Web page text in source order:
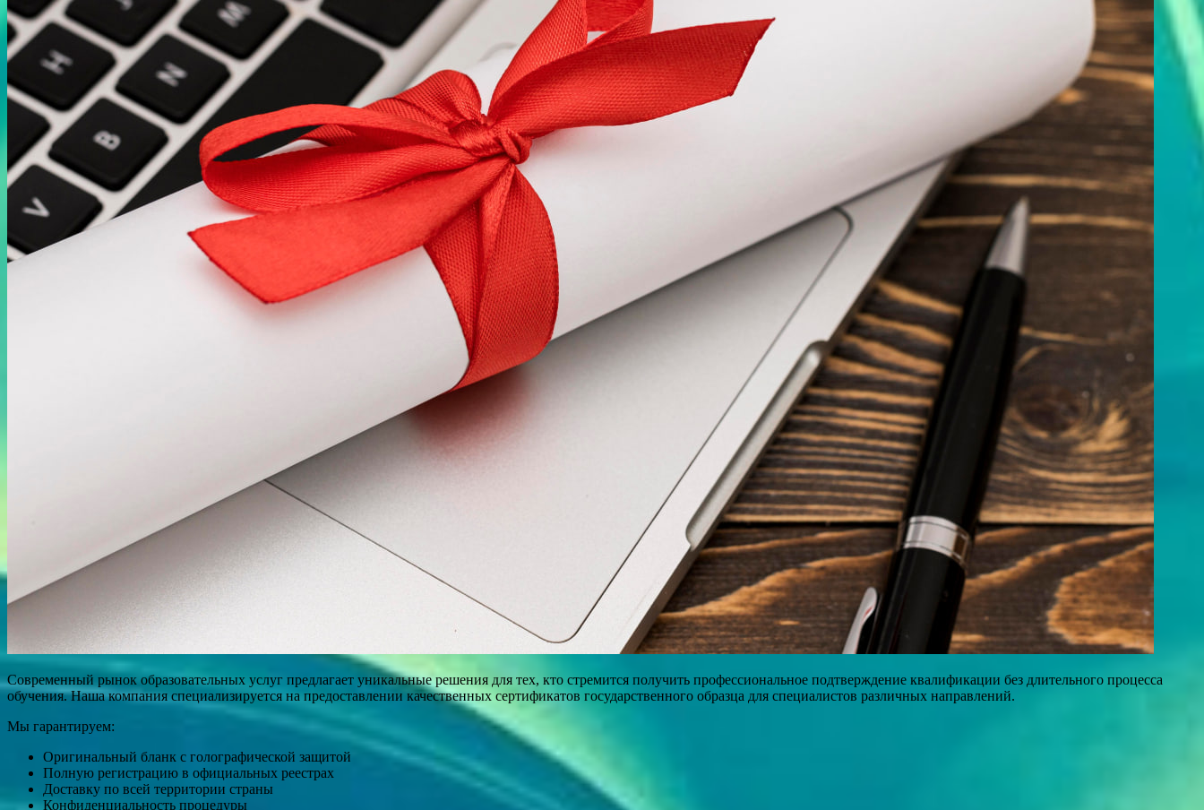
Современный рынок образовательных услуг предлагает уникальные решения для тех, кто стремится получить профессиональное подтверждение квалификации без длительного процесса
обучения. Наша компания специализируется на предоставлении качественных сертификатов государственного образца для специалистов различных направлений.
Мы гарантируем:
Оригинальный бланк с голографической защитой
Полную регистрацию в официальных реестрах
Доставку по всей территории страны
Конфиденциальность процедуры